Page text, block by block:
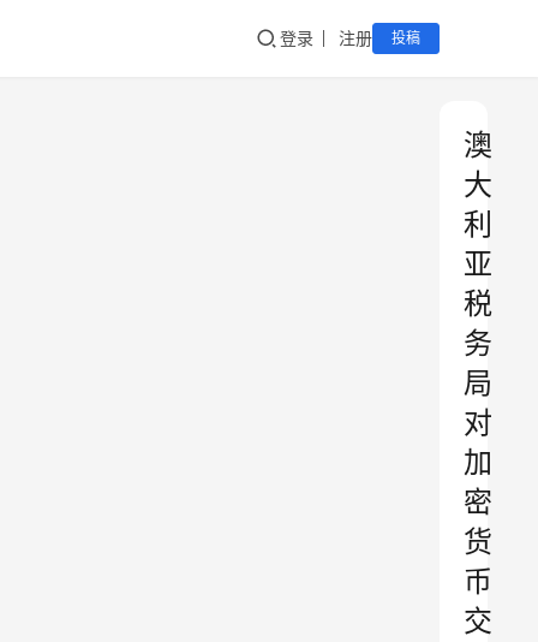
登录 注册 投稿
澳
大
利
亚
税
务
局
对
加
密
货
币
交